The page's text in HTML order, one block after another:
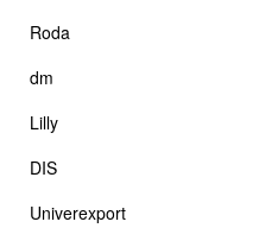
Roda
dm
Lilly
DIS
Univerexport